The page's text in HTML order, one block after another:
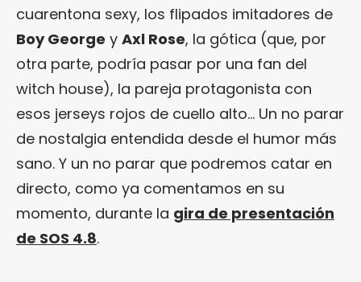
cuarentona sexy, los flipados imitadores de
Boy George y Axl Rose, la gótica (que, por
otra parte, podría pasar por una fan del
witch house), la pareja protagonista con
esos jerseys rojos de cuello alto… Un no parar
de nostalgia entendida desde el humor más
sano. Y un no parar que podremos catar en
directo, como ya comentamos en su
momento, durante la gira de presentación
de SOS 4.8.